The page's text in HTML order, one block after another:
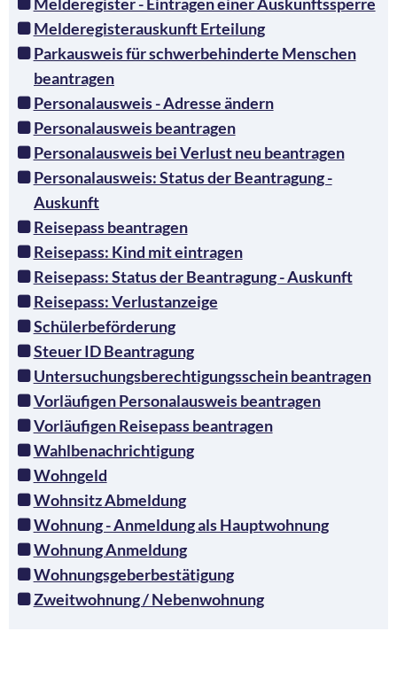
Melderegisterauskunft Erteilung
Parkausweis für schwerbehinderte Menschen
beantragen
Personalausweis - Adresse ändern
Personalausweis beantragen
Personalausweis bei Verlust neu beantragen
Personalausweis: Status der Beantragung -
Auskunft
Reisepass beantragen
Reisepass: Kind mit eintragen
Reisepass: Status der Beantragung - Auskunft
Reisepass: Verlustanzeige
Schülerbeförderung
Steuer ID Beantragung
Untersuchungsberechtigungsschein beantragen
Vorläufigen Personalausweis beantragen
Vorläufigen Reisepass beantragen
Wahlbenachrichtigung
Wohngeld
Wohnsitz Abmeldung
Wohnung - Anmeldung als Hauptwohnung
Wohnung Anmeldung
Wohnungsgeberbestätigung
Zweitwohnung / Nebenwohnung